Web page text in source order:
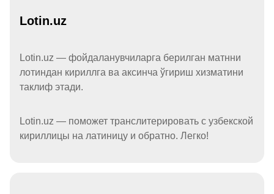
Lotin.uz
Lotin.uz — фойдаланувчиларга берилган матнни
лотиндан кириллга ва аксинча ўгириш хизматини
таклиф этади.
Lotin.uz — поможет транслитерировать с узбекской
кириллицы на латиницу и обратно. Легко!